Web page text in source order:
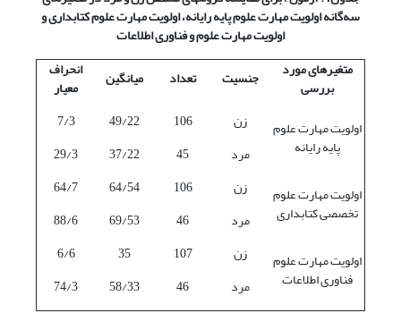
سه‌گانه اولویت مهارت علوم پایه رایانه، اولویت مهارت علوم کتابداری و
اولویت مهارت علوم و فناوری اطلاعات
متغیرهای مورد
بررسی جنسیت تعداد میانگین انحراف
معیار
اولویت مهارت علوم
پایه رایانه
زن 106
49/22
7/3
مرد
45
37/22
29/3
اولویت مهارت علوم
تخصصی کتابداری
زن 106
64/54
64/7
مرد
46
69/53
88/6
اولویت مهارت علوم
فناوری اطلاعات
زن 107
35
6/6
مرد
46
58/33
74/3